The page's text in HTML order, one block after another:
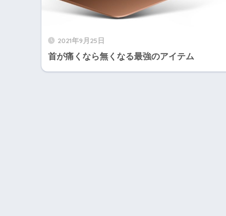
2021年9月25日
首が痛くなら無くなる最強のアイテム